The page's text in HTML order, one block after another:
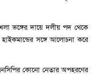
ভঙ্গের দায়ে দলীয় পদ থেকে
সঙ্গে আলোচনা করে
কোনো নেতার অপহরণের